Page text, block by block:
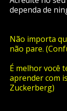
dependa de
Não importa
não pare.
É melhor você
aprender com
Zuckerberg)